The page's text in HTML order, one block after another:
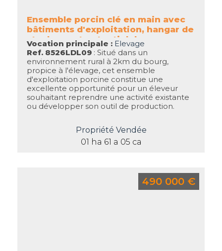
Ensemble porcin clé en main avec
bâtiments d'exploitation, hangar de
stockage et potentiel de
développement
Vocation principale : Elevage
Ref. 8526LDL09: Situé dans un
environnement rural à 2km du bourg,
propice à l'élevage, cet ensemble
d'exploitation porcine constitue une
excellente opportunité pour un éleveur
souhaitant reprendre une activité existante
ou développer son outil de production.
Propriété Vendée
01 ha 61 a 05 ca
490 000 €